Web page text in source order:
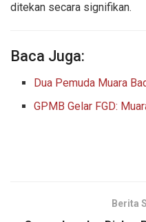
ditekan secara signifikan.
Baca Juga:
Dua Pemuda Muara
GPMB Gelar FGD:
Berita